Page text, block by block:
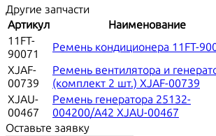
Другие запчасти
Артикул
Наименование
11FT-
90071
Ремень кондиционера 11FT-
XJAF-
00739
Ремень вентилятора и
(комплект 2 шт.) XJAF-00739
XJAU-
00467
Ремень генератора 25132-
004200/A42 XJAU-00467
Оставьте заявку